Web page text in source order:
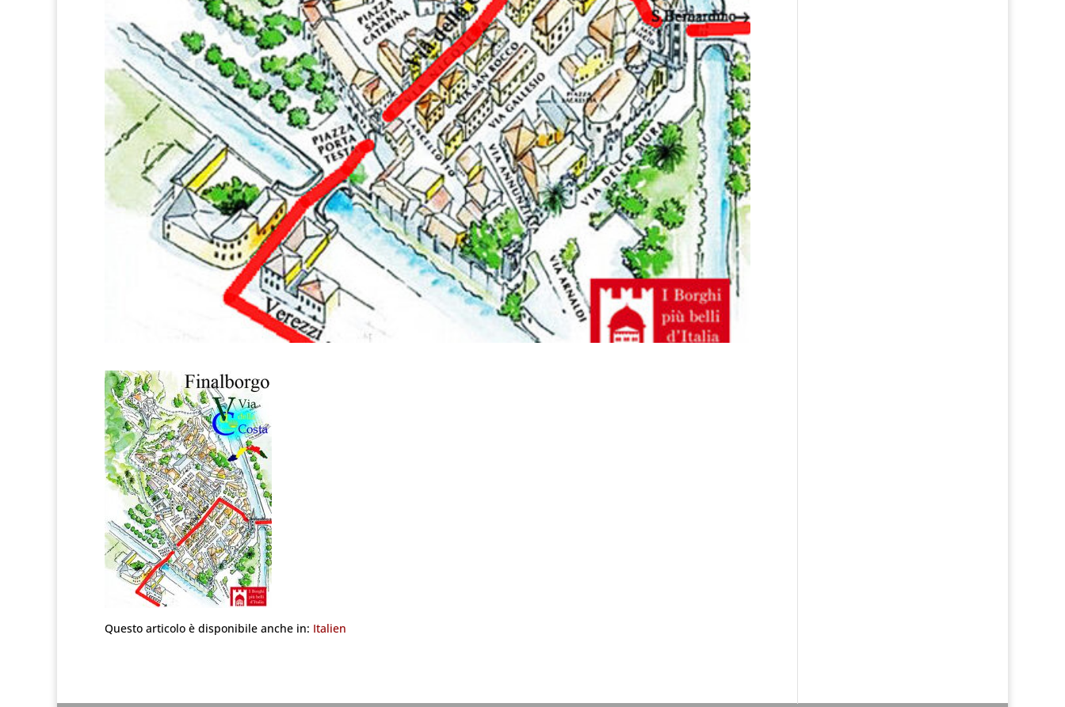
Questo articolo è disponibile anche in: Italien